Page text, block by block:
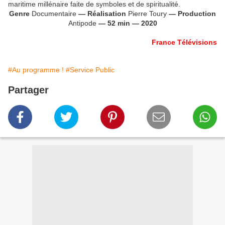
maritime millénaire faite de symboles et de spiritualité.
Genre Documentaire — Réalisation Pierre Toury — Production
Antipode — 52 min — 2020
France Télévisions
#Au programme ! #Service Public
Partager